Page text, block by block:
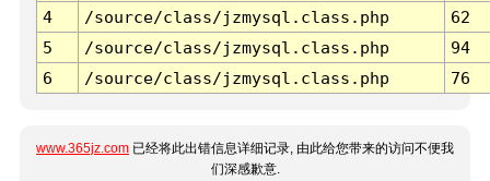
4
/source/class/jzmysql.class.php
62
5
/source/class/jzmysql.class.php
94
6
/source/class/jzmysql.class.php 76
www.365jz.com 已经将此出错信息详细记录, 由此给您带来的访问不便我
们深感歉意.